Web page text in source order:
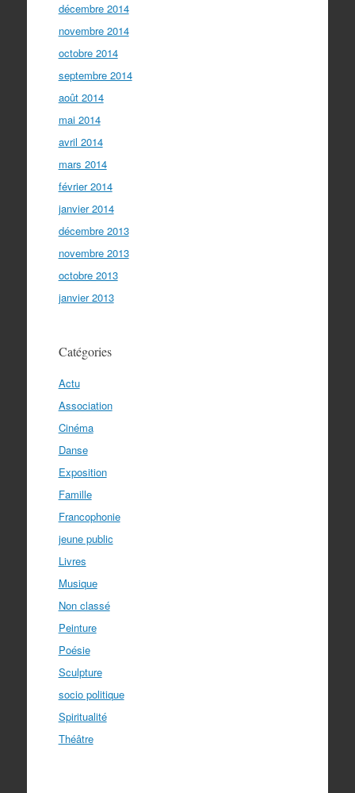
décembre 2014
novembre 2014
octobre 2014
septembre 2014
août 2014
mai 2014
avril 2014
mars 2014
février 2014
janvier 2014
décembre 2013
novembre 2013
octobre 2013
janvier 2013
Catégories
Actu
Association
Cinéma
Danse
Exposition
Famille
Francophonie
jeune public
Livres
Musique
Non classé
Peinture
Poésie
Sculpture
socio politique
Spiritualité
Théâtre